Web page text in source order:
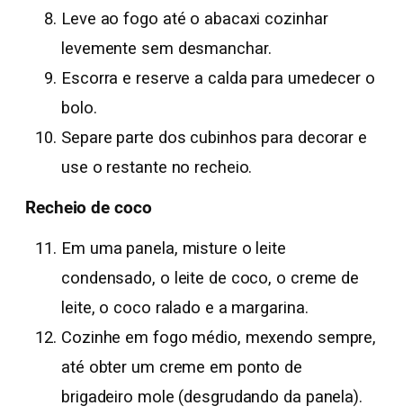
Leve ao fogo até o abacaxi cozinhar
levemente sem desmanchar.
Escorra e reserve a calda para umedecer o
bolo.
Separe parte dos cubinhos para decorar e
use o restante no recheio.
Recheio de coco
Em uma panela, misture o leite
condensado, o leite de coco, o creme de
leite, o coco ralado e a margarina.
Cozinhe em fogo médio, mexendo sempre,
até obter um creme em ponto de
brigadeiro mole (desgrudando da panela).